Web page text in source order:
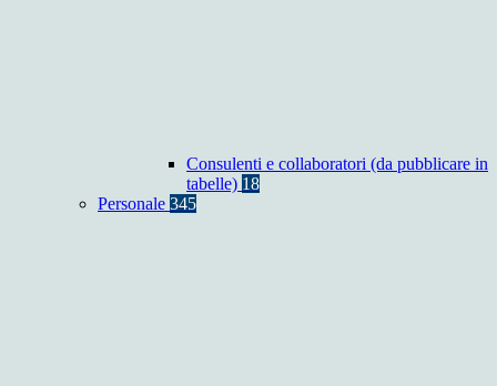
Consulenti e collaboratori (da pubblicare in
tabelle) 18
Personale 345